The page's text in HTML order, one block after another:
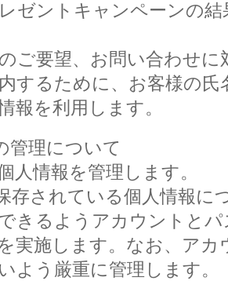
ゼントキャンペーンの
ご要望、お問い合わせ
するために、お客様の
報を利用します。
管理について
人情報を管理します。
存されている個人情報に
きるようアカウントと
実施します。なお、ア
よう厳重に管理します。